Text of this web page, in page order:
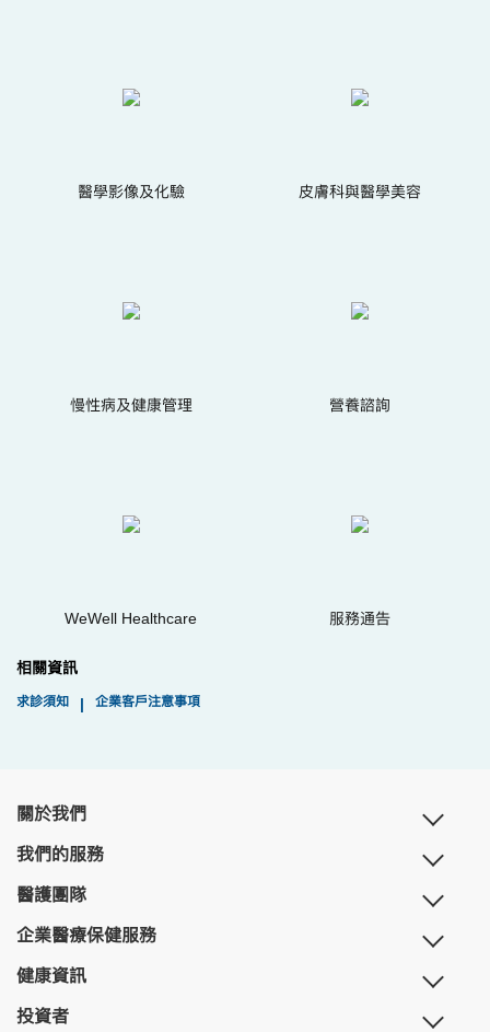
醫學影像及化驗 皮膚科與醫學美容
慢性病及健康管理 營養諮詢
WeWell Healthcare 服務通告
相關資訊
求診須知 | 企業客戶注意事項
關於我們
我們的服務
醫護團隊
企業醫療保健服務
健康資訊
投資者